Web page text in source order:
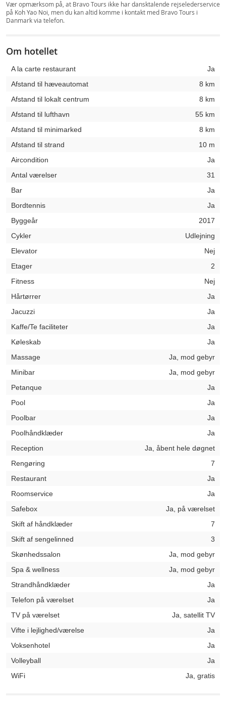
Vær opmærksom på, at Bravo Tours ikke har dansktalende rejselederservice
på Koh Yao Noi, men du kan altid komme i kontakt med Bravo Tours i
Danmark via telefon.
Om hotellet
A la carte restaurant
Ja
Afstand til hæveautomat
8 km
Afstand til lokalt centrum
8 km
Afstand til lufthavn
55 km
Afstand til minimarked
8 km
Afstand til strand
10 m
Aircondition
Ja
Antal værelser
31
Bar
Ja
Bordtennis
Ja
Byggeår
2017
Cykler
Udlejning
Elevator
Nej
Etager
2
Fitness
Nej
Hårtørrer
Ja
Jacuzzi
Ja
Kaffe/Te faciliteter
Ja
Køleskab
Ja
Massage
Ja, mod gebyr
Minibar
Ja, mod gebyr
Petanque
Ja
Pool
Ja
Poolbar
Ja
Poolhåndklæder
Ja
Reception
Ja, åbent hele døgnet
Rengøring
7
Restaurant
Ja
Roomservice
Ja
Safebox
Ja, på værelset
Skift af håndklæder
7
Skift af sengelinned
3
Skønhedssalon
Ja, mod gebyr
Spa & wellness
Ja, mod gebyr
Strandhåndklæder
Ja
Telefon på værelset
Ja
TV på værelset
Ja, satellit TV
Vifte i lejlighed/værelse
Ja
Voksenhotel
Ja
Volleyball
Ja
WiFi
Ja, gratis